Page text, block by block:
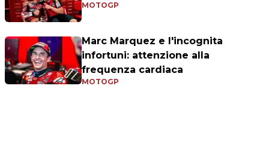
MOTOGP
Marc Marquez e l'incognita
infortuni: attenzione alla
frequenza cardiaca
MOTOGP